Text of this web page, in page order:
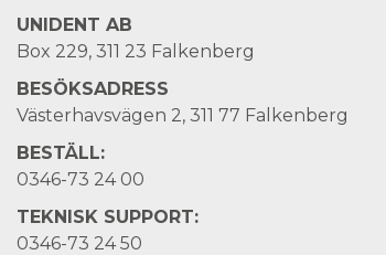
UNIDENT AB
Box 229, 311 23 Falkenberg
BESÖKSADRESS
Västerhavsvägen 2, 311 77 Falkenberg
BESTÄLL:
0346-73 24 00
TEKNISK SUPPORT:
0346-73 24 50